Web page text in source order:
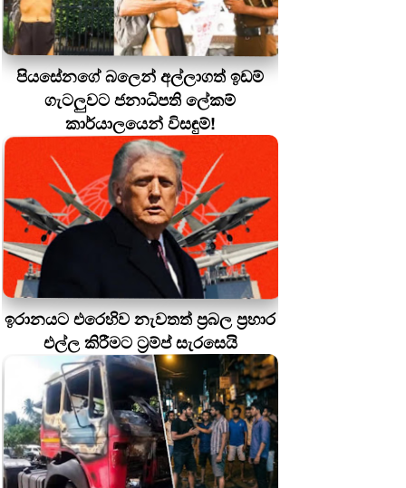
පියසේනගේ බලෙන් අල්ලාගත් ඉඩම්
ගැටලුවට ජනාධිපති ලේකම්
කාර්යාලයෙන් විසඳුම්!
ඉරානයට එරෙහිව නැවතත් ප්‍රබල ප්‍රහාර
එල්ල කිරීමට ට්‍රම්ප් සැරසෙයි